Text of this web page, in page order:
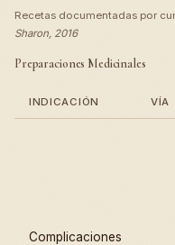
Recetas documentadas por
Sharon, 2016
Preparaciones Medicinales
INDICACIÓN VÍA
Complicaciones